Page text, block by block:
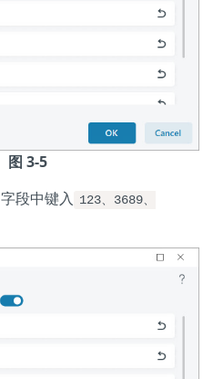
图 3-5
字段中键入 123、3689、